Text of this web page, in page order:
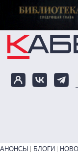
Перейти к
Primary links bottom
АНОНСЫ БЛОГИ